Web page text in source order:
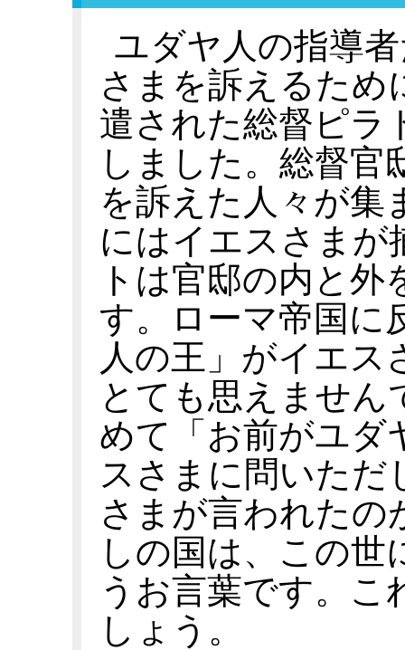
ユダヤ人の指導
さまを訴えるため
遣された総督ピラ
しました。総督官
を訴えた人々が集
にはイエスさまが
トは官邸の内と
す。ローマ帝国に
人の王」がイエス
とても思えませ
めて「お前がユダ
スさまに問いただ
さまが言われたの
しの国は、この世
うお言葉です。こ
しょう。